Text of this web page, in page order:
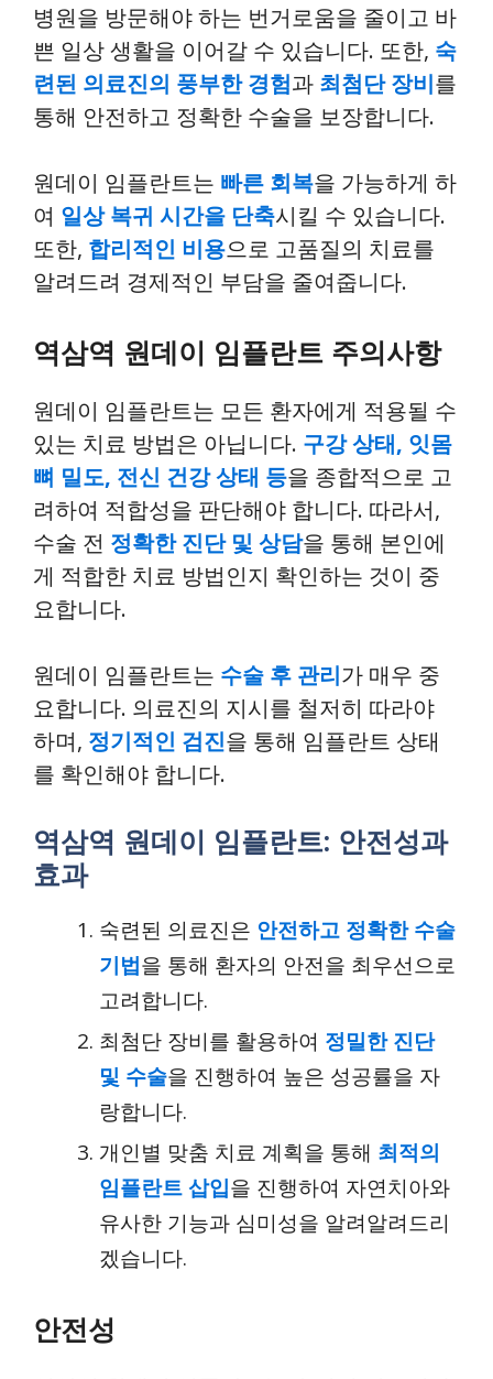
병원을 방문해야 하는 번거로움을 줄이고 바
쁜 일상 생활을 이어갈 수 있습니다. 또한, 숙
련된 의료진의 풍부한 경험과 최첨단 장비를
통해 안전하고 정확한 수술을 보장합니다.
원데이 임플란트는 빠른 회복을 가능하게 하
여 일상 복귀 시간을 단축시킬 수 있습니다.
또한, 합리적인 비용으로 고품질의 치료를
알려드려 경제적인 부담을 줄여줍니다.
역삼역 원데이 임플란트 주의사항
원데이 임플란트는 모든 환자에게 적용될 수
있는 치료 방법은 아닙니다. 구강 상태, 잇몸
뼈 밀도, 전신 건강 상태 등을 종합적으로 고
려하여 적합성을 판단해야 합니다. 따라서,
수술 전 정확한 진단 및 상담을 통해 본인에
게 적합한 치료 방법인지 확인하는 것이 중
요합니다.
원데이 임플란트는 수술 후 관리가 매우 중
요합니다. 의료진의 지시를 철저히 따라야
하며, 정기적인 검진을 통해 임플란트 상태
를 확인해야 합니다.
역삼역 원데이 임플란트: 안전성과
효과
숙련된 의료진은 안전하고 정확한 수술
기법을 통해 환자의 안전을 최우선으로
고려합니다.
최첨단 장비를 활용하여 정밀한 진단
및 수술을 진행하여 높은 성공률을 자
랑합니다.
개인별 맞춤 치료 계획을 통해 최적의
임플란트 삽입을 진행하여 자연치아와
유사한 기능과 심미성을 알려알려드리
겠습니다.
안전성